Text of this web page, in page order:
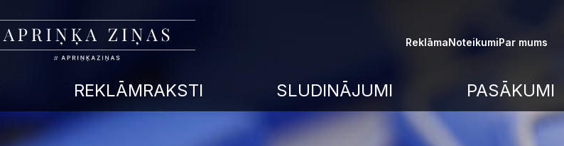
ReklāmaNoteikumiPar mums
REKLĀMRAKSTI SLUDINĀJUMI PASĀKUMI